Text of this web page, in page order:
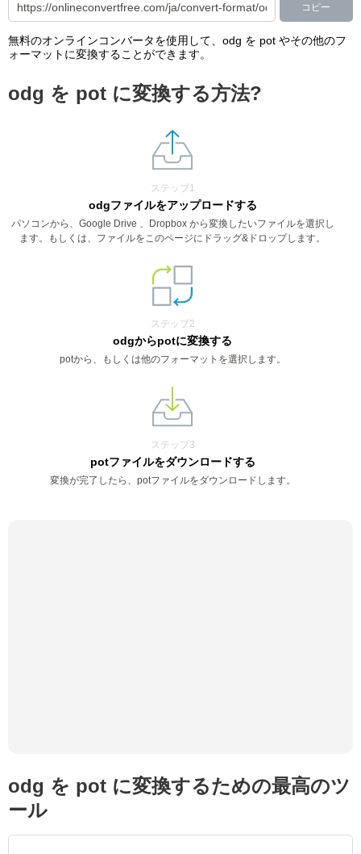
コピー
無料のオンラインコンバータを使用して、odg を pot やその他のフ
ォーマットに変換することができます。
odg を pot に変換する方法?
ステップ1
odgファイルをアップロードする
パソコンから、Google Drive 、Dropbox から変換したいファイルを選択し
ます。もしくは、ファイルをこのページにドラッグ&ドロップします。
ステップ2
odgからpotに変換する
potから、もしくは他のフォーマットを選択します。
ステップ3
potファイルをダウンロードする
変換が完了したら、potファイルをダウンロードします。
odg を pot に変換するための最高のツ
ール